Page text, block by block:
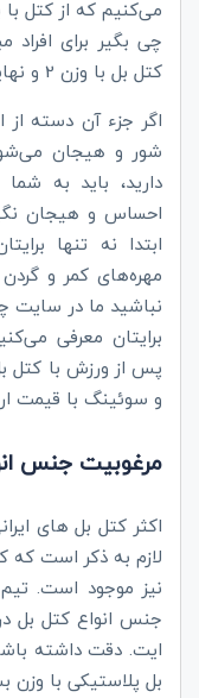
می‌کنیم که از کتل با
چی بگیر برای افراد
کتل بل با وزن 2 و نهایتاً 4 کیلوگرم است.
اگر جزء آن دسته از
شور و هیجان
دارید، باید به
ابتدا نه تنها
مهره‌های کمر و
نباشید ما در سایت
برایتان معرفی
پس از ورزش با کتل
و سوئینگ با قیمت
مرغوبیت جنس
اکثر کتل بل های
لازم به ذکر است
نیز موجود است. تیم
جنس انواع کتل بل
ایت. دقت داشته
بل پلاستیکی با وزن